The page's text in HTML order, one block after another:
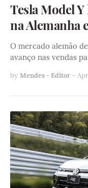
Tesla Model
na Alemanha
O mercado alemão
avanço nas vendas
by Mendes - Editor -